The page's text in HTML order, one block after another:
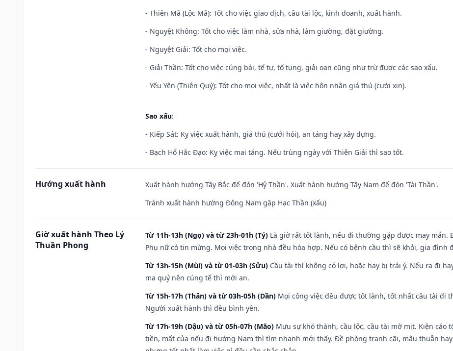
- Thiên Mã (Lộc Mã): Tốt cho việc giao dịch, cầu tài lộc, kinh doanh, xuất hành.
- Nguyệt Không: Tốt cho việc làm nhà, sửa nhà, làm giường, đặt giường.
- Nguyệt Giải: Tốt cho mọi việc.
- Giải Thần: Tốt cho việc cúng bái, tế tự, tố tụng, giải oan cũng như trừ được các sao xấu.
- Yếu Yên (Thiên Quý): Tốt cho mọi việc, nhất là việc hôn nhân giá thú (cưới xin).
Sao xấu:
- Kiếp Sát: Kỵ việc xuất hành, giá thú (cưới hỏi), an táng hay xây dựng.
- Bạch Hổ Hắc Đạo: Kỵ việc mai táng. Nếu trùng ngày với Thiên Giải thì sao tốt.
Hướng xuất hành
Xuất hành hướng Tây Bắc để đón 'Hỷ Thần'. Xuất hành hướng Tây Nam để đón 'Tài Thần'.
Tránh xuất hành hướng Đông Nam gặp Hạc Thần (xấu)
Giờ xuất hành Theo Lý
Thuần Phong
Từ 11h-13h (Ngọ) và từ 23h-01h (Tý) Là giờ rất tốt lành, nếu đi thường gặp được may mắn.
Phụ nữ có tin mừng. Mọi việc trong nhà đều hòa hợp. Nếu có bệnh cầu thì sẽ khỏi, gia đình
Từ 13h-15h (Mùi) và từ 01-03h (Sửu) Cầu tài thì không có lợi, hoặc hay bị trái ý. Nếu ra đi
ma quỷ nên cúng tế thì mới an.
Từ 15h-17h (Thân) và từ 03h-05h (Dần) Mọi công việc đều được tốt lành, tốt nhất cầu tài đi
Người xuất hành thì đều bình yên.
Từ 17h-19h (Dậu) và từ 05h-07h (Mão) Mưu sự khó thành, cầu lộc, cầu tài mờ mịt. Kiện
tiền, mất của nếu đi hướng Nam thì tìm nhanh mới thấy. Đề phòng tranh cãi, mâu thuẫn